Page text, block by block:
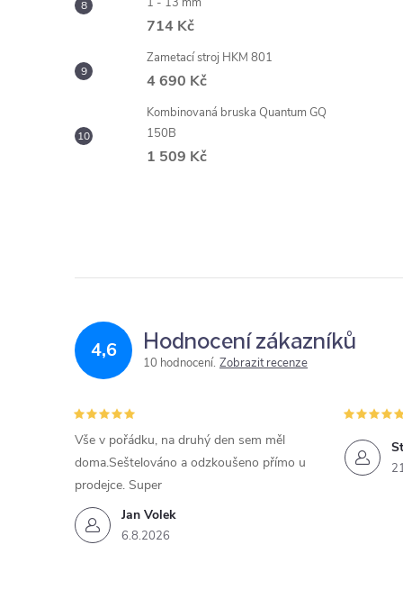
714 Kč
Zametací stroj HKM 801
4 690 Kč
Kombinovaná bruska Quantum GQ
150B
1 509 Kč
4,6 Hodnocení zákazníků
10 hodnocení Zobrazit recenze
Jan Volek
6.8.2026
Vše v pořádku, na druhý den sem měl
doma.Seštelováno a odzkoušeno přímo u
prodejce. Super